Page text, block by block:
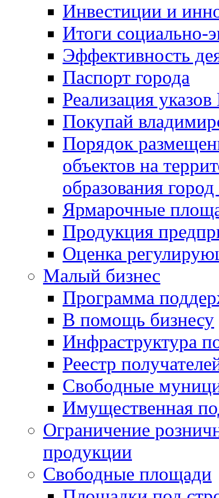
Инвестиции и
Итоги социально-
Эффективность
Паспорт города
Реализация
Покупай
Порядок
объектов на
образования
Ярмарочные
Продукция
Оценка
Малый бизнес
Программа
В помощь бизнесу
Инфраструктура
Реестр
Свободные
Имущественная
Ограничение
продукции
Свободные площади